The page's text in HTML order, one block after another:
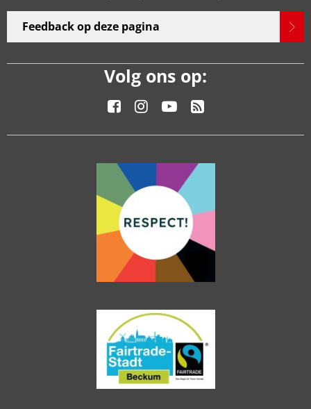
Feedback op deze pagina
Volg ons op: